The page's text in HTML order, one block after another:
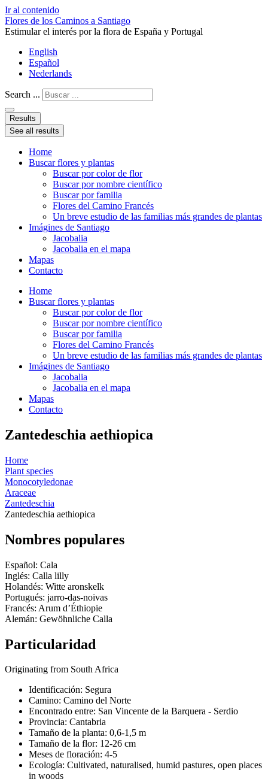
Ir al contenido
Flores de los Caminos a Santiago
Estimular el interés por la flora de España y Portugal
English
Español
Nederlands
Search ...
Results
See all results
Home
Buscar flores y plantas
Buscar por color de flor
Buscar por nombre científico
Buscar por familia
Flores del Camino Francés
Un breve estudio de las familias más grandes de plantas
Imágines de Santiago
Jacobalia
Jacobalia en el mapa
Mapas
Contacto
Home
Buscar flores y plantas
Buscar por color de flor
Buscar por nombre científico
Buscar por familia
Flores del Camino Francés
Un breve estudio de las familias más grandes de plantas
Imágines de Santiago
Jacobalia
Jacobalia en el mapa
Mapas
Contacto
Zantedeschia aethiopica
Home
Plant species
Monocotyledonae
Araceae
Zantedeschia
Zantedeschia aethiopica
Nombres populares
Español: Cala
Inglés: Calla lilly
Holandés: Witte aronskelk
Portugués: jarro-das-noivas
Francés: Arum d’Éthiopie
Alemán: Gewöhnliche Calla
Particularidad
Originating from South Africa
Identificación: Segura
Camino: Camino del Norte
Encontrado entre: San Vincente de la Barquera - Serdio
Provincia: Cantabria
Tamaño de la planta: 0,6-1,5 m
Tamaño de la flor: 12-26 cm
Meses de floración: 4-5
Ecología: Cultivated, naturalised, humid pastures, open places
in woods